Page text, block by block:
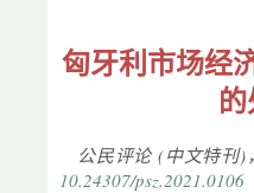
匈牙利市场经
公民评论 (中文特刊)
10.24307/psz.2021.0106